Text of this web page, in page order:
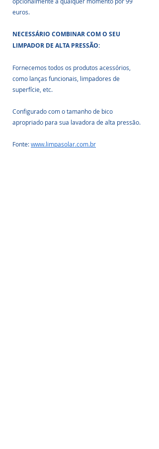
euros.
NECESSÁRIO COMBINAR COM O SEU
LIMPADOR DE ALTA PRESSÃO:
Fornecemos todos os produtos acessórios,
como lanças funcionais, limpadores de
superfície, etc.
Configurado com o tamanho de bico
apropriado para sua lavadora de alta pressão.
Fonte: www.limpasolar.com.br